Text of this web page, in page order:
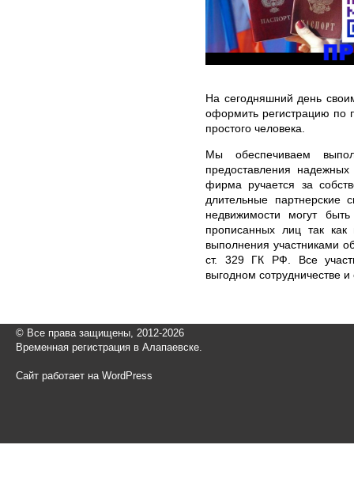
На сегодняшний день
оформить регистрацию по
простого человека.
Мы обеспечиваем
предоставления
фирма ручается за
длительные
недвижимости могут
прописанных лиц так
выполнения участниками
ст. 329 ГК РФ. Все
выгодном сотрудничестве
© Все права защищены, 2012-2026
Временная регистрация в Алапаевске.
Сайт работает на WordPress